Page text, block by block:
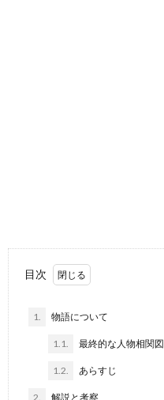
目次
1. 物語について
1.1. 最終的な人物相関図
1.2. あらすじ
2. 解説と考察